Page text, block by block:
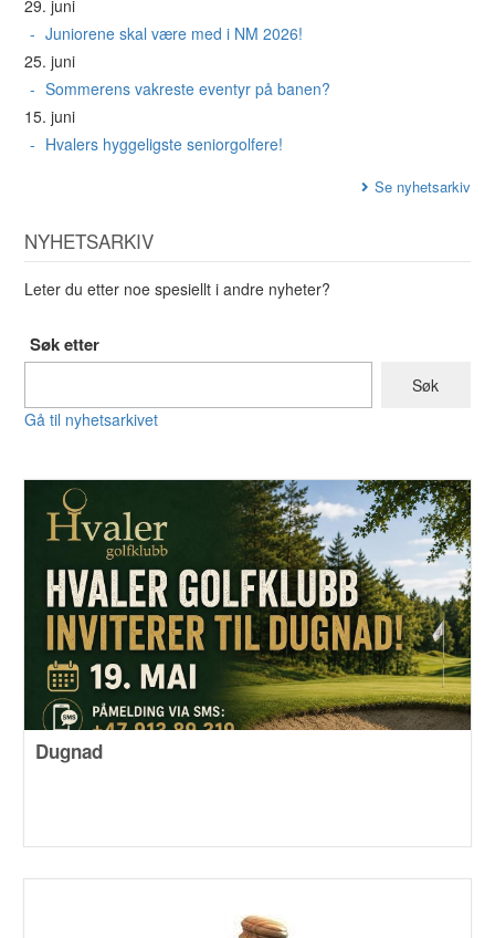
29. juni
Juniorene skal være med i NM 2026!
25. juni
Sommerens vakreste eventyr på banen?
15. juni
Hvalers hyggeligste seniorgolfere!
Se nyhetsarkiv
NYHETSARKIV
Leter du etter noe spesiellt i andre nyheter?
Søk etter
Gå til nyhetsarkivet
Dugnad